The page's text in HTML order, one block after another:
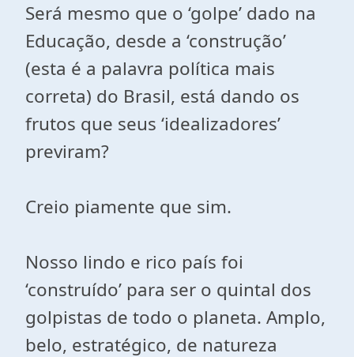
Será mesmo que o ‘golpe’ dado na
Educação, desde a ‘construção’
(esta é a palavra política mais
correta) do Brasil, está dando os
frutos que seus ‘idealizadores’
previram?
Creio piamente que sim.
Nosso lindo e rico país foi
‘construído’ para ser o quintal dos
golpistas de todo o planeta. Amplo,
belo, estratégico, de natureza